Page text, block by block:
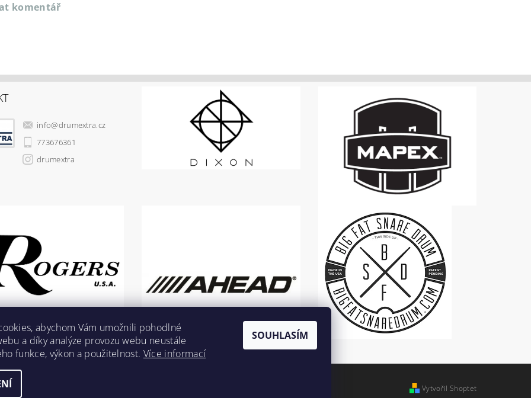
komentář
info@drumextra.cz
773676361
drumextra
Vytvořil Shoptet
abychom Vám umožnili pohodlné
a díky analýze provozu webu neustále
funkce, výkon a použitelnost. Více informací
SOUHLASÍM